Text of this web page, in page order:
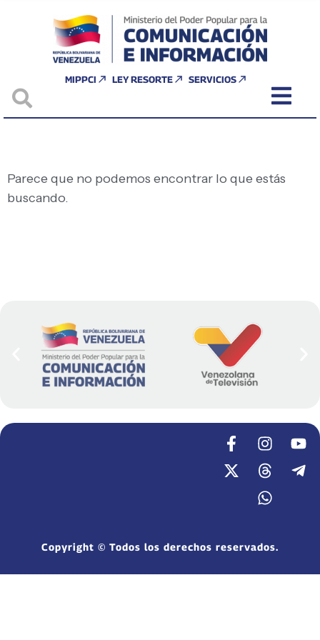
MIPPCI LEY RESORTE SERVICIOS
Parece que no podemos encontrar lo que estás
buscando.
Copyright © Todos los derechos reservados.